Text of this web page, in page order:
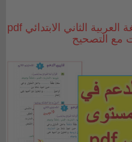
سلسلة تمارين الدعم في اللغة العربية الثاني الابتدائي pdf
مع التصحيح